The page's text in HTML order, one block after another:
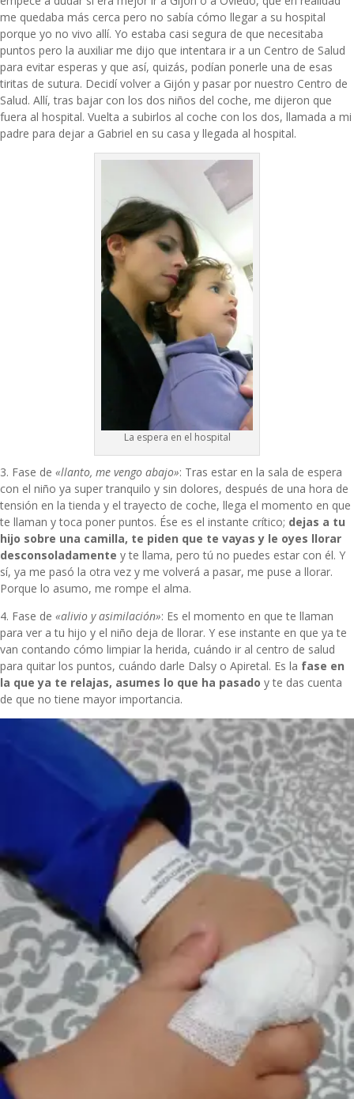
me quedaba más cerca pero no sabía cómo llegar a su hospital
porque yo no vivo allí. Yo estaba casi segura de que necesitaba
puntos pero la auxiliar me dijo que intentara ir a un Centro de Salud
para evitar esperas y que así, quizás, podían ponerle una de esas
tiritas de sutura. Decidí volver a Gijón y pasar por nuestro Centro de
Salud. Allí, tras bajar con los dos niños del coche, me dijeron que
fuera al hospital. Vuelta a subirlos al coche con los dos, llamada a mi
padre para dejar a Gabriel en su casa y llegada al hospital.
La espera en el hospital
3. Fase de «llanto, me vengo abajo»: Tras estar en la sala de espera
con el niño ya super tranquilo y sin dolores, después de una hora de
tensión en la tienda y el trayecto de coche, llega el momento en que
te llaman y toca poner puntos. Ése es el instante crítico; dejas a tu
hijo sobre una camilla, te piden que te vayas y le oyes llorar
desconsoladamente y te llama, pero tú no puedes estar con él. Y
sí, ya me pasó la otra vez y me volverá a pasar, me puse a llorar.
Porque lo asumo, me rompe el alma.
4. Fase de «alivio y asimilación»: Es el momento en que te llaman
para ver a tu hijo y el niño deja de llorar. Y ese instante en que ya te
van contando cómo limpiar la herida, cuándo ir al centro de salud
para quitar los puntos, cuándo darle Dalsy o Apiretal. Es la fase en
la que ya te relajas, asumes lo que ha pasado y te das cuenta
de que no tiene mayor importancia.